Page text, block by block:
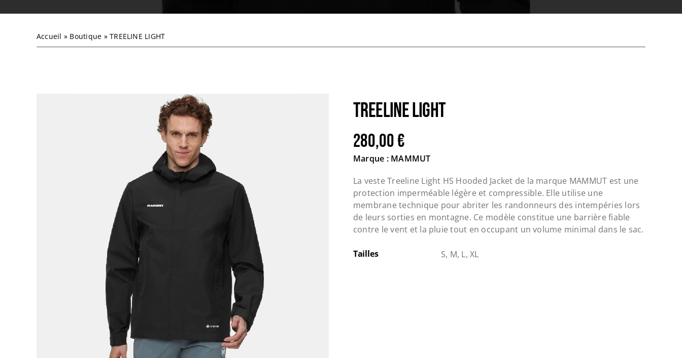
Accueil » Boutique »TREELINE LIGHT
TREELINE LIGHT
280,00€
Marque : MAMMUT
La veste Treeline Light HS Hooded Jacket de la marque MAMMUT est une
protection imperméable légère et compressible. Elle utilise une
membrane technique pour abriter les randonneurs des intempéries lors
de leurs sorties en montagne. Ce modèle constitue une barrière fiable
contre le vent et la pluie tout en occupant un volume minimal dans le sac.
Tailles S, M, L, XL